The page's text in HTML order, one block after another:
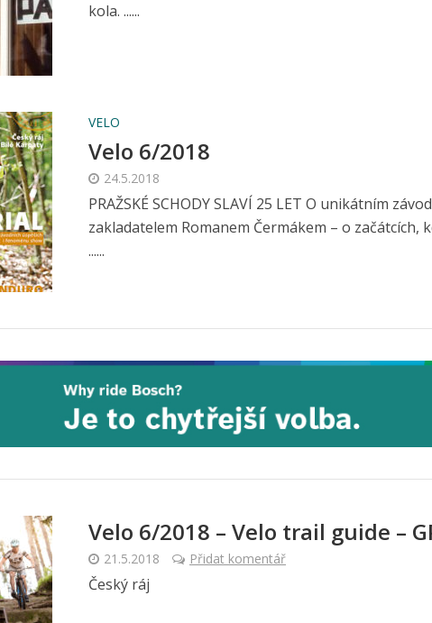
kola. ......
VELO
Velo 6/2018
24.5.2018
PRAŽSKÉ SCHODY SLAVÍ 25 LET O unikátním
zakladatelem Romanem Čermákem – o začátcích,
......
Velo 6/2018 – Velo trail guide –
21.5.2018 Přidat komentář
Český ráj